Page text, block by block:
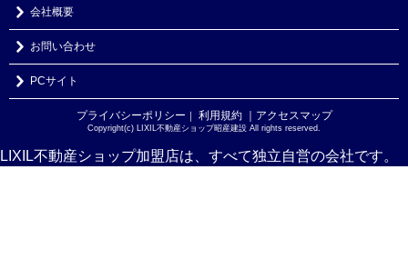
会社概要
お問い合わせ
PCサイト
プライバシーポリシー ｜ 利用規約 ｜アクセスマップ
Copyright(c) LIXIL不動産ショップ昭産建設 All rights reserved.
LIXIL不動産ショップ加盟店は、すべて独立自営の会社です。